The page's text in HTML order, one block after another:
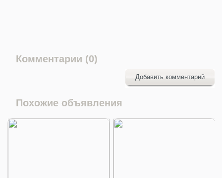
Комментарии (0)
Добавить комментарий
Похожие объявления